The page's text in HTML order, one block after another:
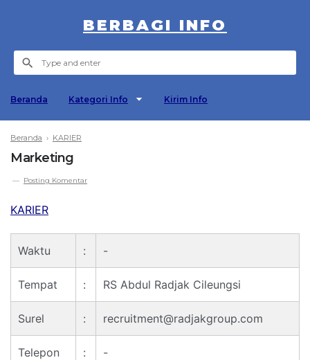
BERBAGI INFO
Beranda Kategori Info Kirim Info
Beranda › KARIER
Marketing
Posting Komentar
KARIER
Waktu : -
Tempat : RS Abdul Radjak Cileungsi
Surel : recruitment@radjakgroup.com
Telepon : -